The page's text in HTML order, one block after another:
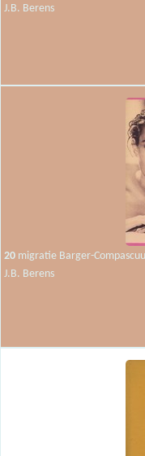
J.B. Berens
20 migratie Barger-
J.B. Berens